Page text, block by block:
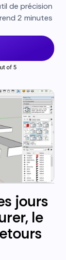
de précision
2 minutes
jours
le